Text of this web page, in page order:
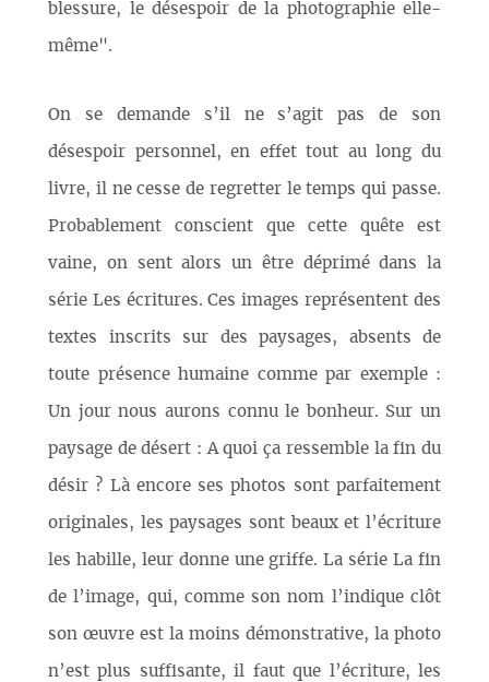
blessure, le désespoir de la photographie elle-
même".
On se demande s’il ne s’agit pas de son
désespoir personnel, en effet tout au long du
livre, il ne cesse de regretter le temps qui passe.
Probablement conscient que cette quête est
vaine, on sent alors un être déprimé dans la
série Les écritures. Ces images représentent des
textes inscrits sur des paysages, absents de
toute présence humaine comme par exemple :
Un jour nous aurons connu le bonheur. Sur un
paysage de désert : A quoi ça ressemble la fin du
désir ? Là encore ses photos sont parfaitement
originales, les paysages sont beaux et l’écriture
les habille, leur donne une griffe. La série La fin
de l’image, qui, comme son nom l’indique clôt
son œuvre est la moins démonstrative, la photo
n’est plus suffisante, il faut que l’écriture, les